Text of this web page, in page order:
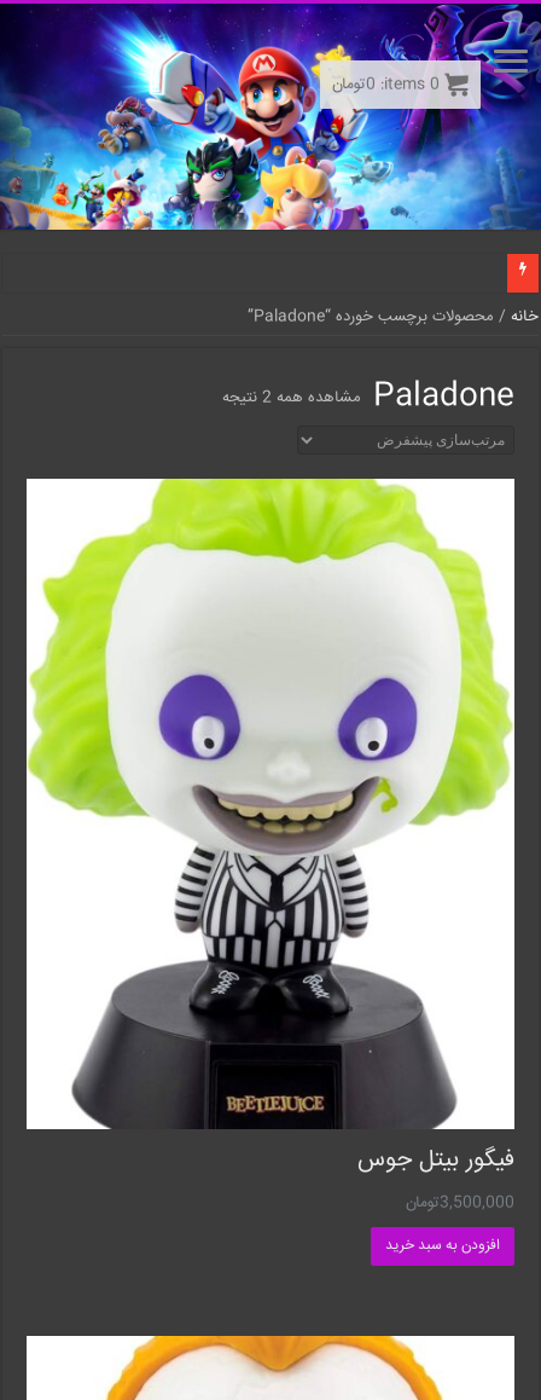
خانه / محصولات برچسب خورده “Paladone”
Paladone مشاهده همه 2 نتیجه
فیگور بیتل جوس
3,500,000تومان
افزودن به سبد خرید
0
items:
0تومان